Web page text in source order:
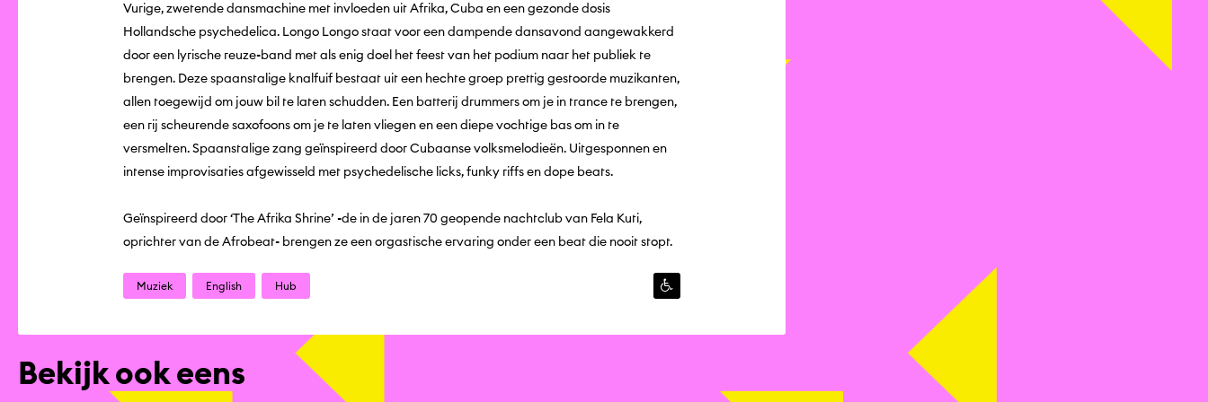
Vurige, zwetende dansmachine met invloeden uit Afrika, Cuba en een gezonde dosis
Hollandsche psychedelica. Longo Longo staat voor een dampende dansavond aangewakkerd
door een lyrische reuze-band met als enig doel het feest van het podium naar het publiek te
brengen. Deze spaanstalige knalfuif bestaat uit een hechte groep prettig gestoorde muzikanten,
allen toegewijd om jouw bil te laten schudden. Een batterij drummers om je in trance te brengen,
een rij scheurende saxofoons om je te laten vliegen en een diepe vochtige bas om in te
versmelten. Spaanstalige zang geïnspireerd door Cubaanse volksmelodieën. Uitgesponnen en
intense improvisaties afgewisseld met psychedelische licks, funky riffs en dope beats.
Geïnspireerd door ‘The Afrika Shrine’ -de in de jaren 70 geopende nachtclub van Fela Kuti,
oprichter van de Afrobeat- brengen ze een orgastische ervaring onder een beat die nooit stopt.
Muziek English Hub
Bekijk ook eens